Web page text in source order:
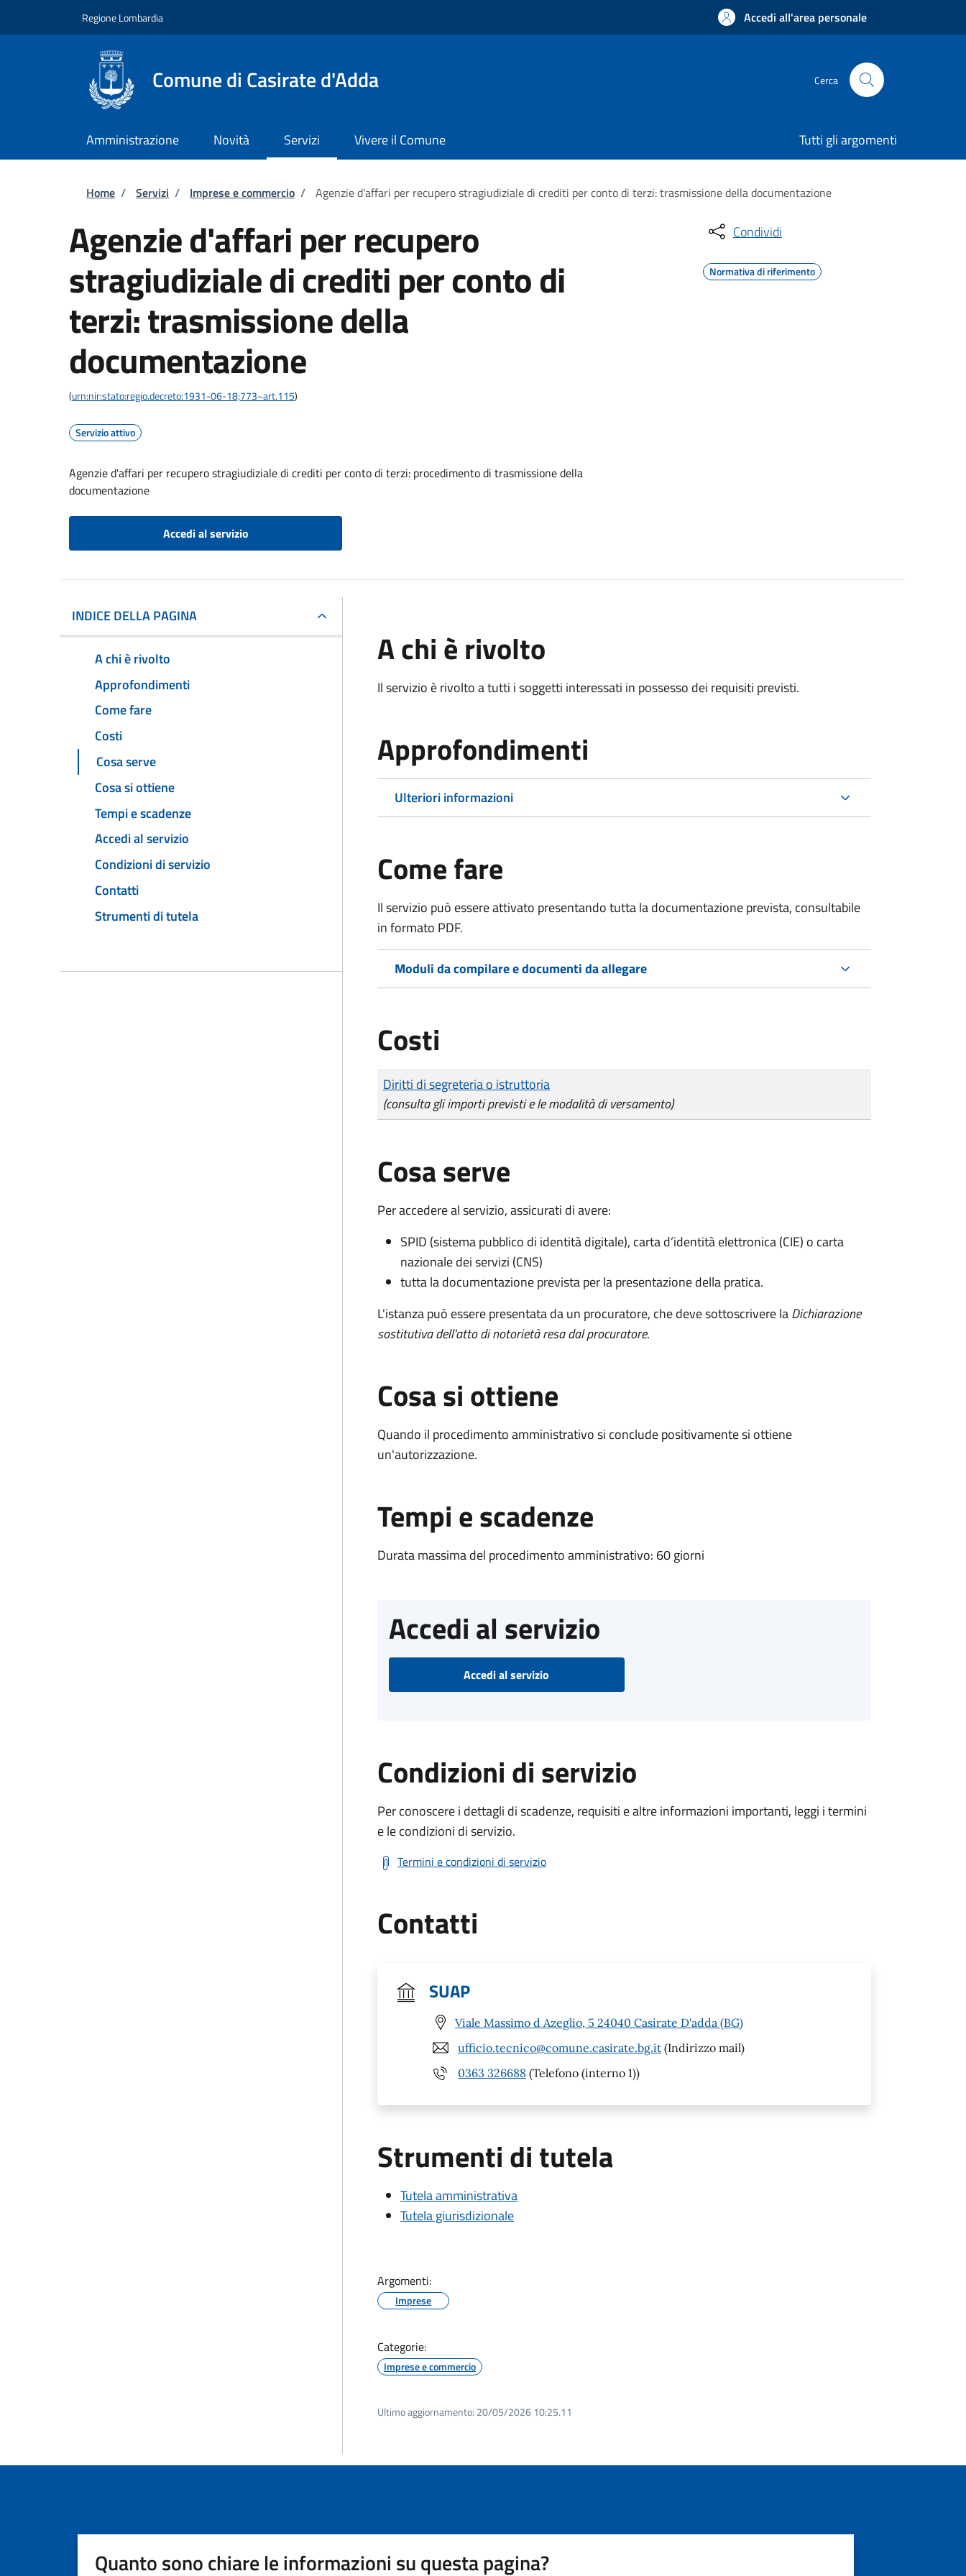
Regione Lombardia Accedi all'area personale
Comune di Casirate d'Adda Cerca
Amministrazione Novità Servizi Vivere il Comune Tutti gli argomenti
Briciole di pane
Home / Servizi / Imprese e commercio / Agenzie d'affari per recupero stragiudiziale di crediti per conto di terzi: trasmissione della documentazione
Agenzie d'affari per recupero
stragiudiziale di crediti per conto di
terzi: trasmissione della
documentazione
(urn:nir:stato:regio.decreto:1931-06-18;773~art.115)
Servizio attivo
Agenzie d'affari per recupero stragiudiziale di crediti per conto di terzi: procedimento di trasmissione della
documentazione
Accedi al servizio
Condividi
Normativa di riferimento
INDICE DELLA PAGINA
A chi è rivolto
Approfondimenti
Come fare
Costi
Cosa serve
Cosa si ottiene
Tempi e scadenze
Accedi al servizio
Condizioni di servizio
Contatti
Strumenti di tutela
A chi è rivolto
Il servizio è rivolto a tutti i soggetti interessati in possesso dei requisiti previsti.
Approfondimenti
Ulteriori informazioni
Come fare
Il servizio può essere attivato presentando tutta la documentazione prevista, consultabile
in formato PDF.
Moduli da compilare e documenti da allegare
Costi
Tipo di pagamento
Importo
Diritti di segreteria o istruttoria
(consulta gli importi previsti e le modalità di versamento)
Cosa serve
Per accedere al servizio, assicurati di avere:
SPID (sistema pubblico di identità digitale), carta d’identità elettronica (CIE) o carta
nazionale dei servizi (CNS)
tutta la documentazione prevista per la presentazione della pratica.
L'istanza può essere presentata da un procuratore, che deve sottoscrivere laDichiarazione
sostitutiva dell'atto di notorietà resa dal procuratore.
Cosa si ottiene
Quando il procedimento amministrativo si conclude positivamente si ottiene
un'autorizzazione.
Tempi e scadenze
Durata massima del procedimento amministrativo: 60 giorni
Accedi al servizio
Accedi al servizio
Condizioni di servizio
Per conoscere i dettagli di scadenze, requisiti e altre informazioni importanti, leggi i termini
e le condizioni di servizio.
Termini e condizioni di servizio
Contatti
SUAP
Viale Massimo d Azeglio, 5 24040 Casirate D'adda (BG)
ufficio.tecnico@comune.casirate.bg.it (Indirizzo mail)
0363 326688 (Telefono (interno 1))
Strumenti di tutela
Tutela amministrativa
Tutela giurisdizionale
Argomenti:
Imprese
Categorie:
Imprese e commercio
Ultimo aggiornamento: 20/05/2026 10:25.11
Quanto sono chiare le informazioni su questa pagina?